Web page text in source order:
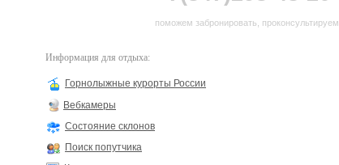
поможем забронировать, проконсультируем
Информация для отдыха:
Горнолыжные курорты России
Вебкамеры
Состояние склонов
Поиск попутчика